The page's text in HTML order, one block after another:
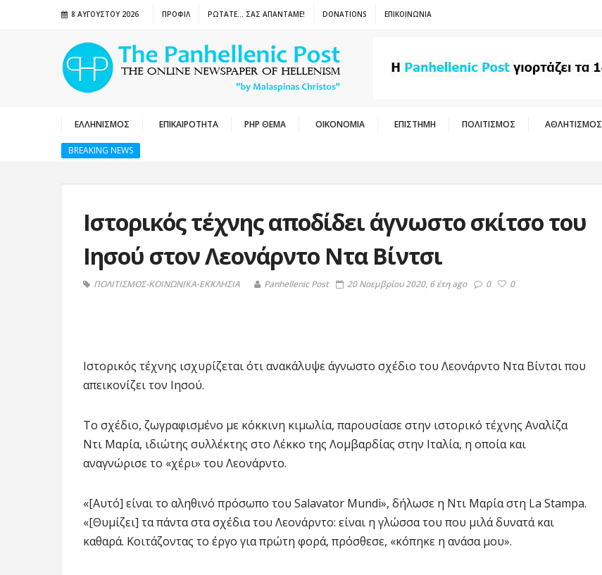
8 ΑΥΓΟΎΣΤΟΥ 2026 ΠΡΟΦΙΛ ΡΩΤΑΤΕ… ΣΑΣ ΑΠΑΝΤΑΜΕ! DONATIONS ΕΠΙΚΟΙΝΩΝΙΑ
ΕΛΛΗΝΙΣΜΟΣ ΕΠΙΚΑΙΡΟΤΗΤΑ PHP ΘΕΜΑ ΟΙΚΟΝΟΜΙΑ ΕΠΙΣΤΗΜΗ ΠΟΛΙΤΙΣΜΟΣ ΑΘΛΗΤΙΣΜΟΣ
BREAKING NEWS
Ιστορικός τέχνης αποδίδει άγνωστο σκίτσο του
Ιησού στον Λεονάρντο Ντα Βίντσι
ΠΟΛΙΤΙΣΜΟΣ-ΚΟΙΝΩΝΙΚΑ-ΕΚΚΛΗΣΙΑ Panhellenic Post 20 Νοεμβρίου 2020, 6 έτη ago 0 0
Ιστορικός τέχνης ισχυρίζεται ότι ανακάλυψε άγνωστο σχέδιο του Λεονάρντο Ντα Βίντσι που
απεικονίζει τον Ιησού.
Το σχέδιο, ζωγραφισμένο με κόκκινη κιμωλία, παρουσίασε στην ιστορικό τέχνης Αναλίζα
Ντι Μαρία, ιδιώτης συλλέκτης στο Λέκκο της Λομβαρδίας στην Ιταλία, η οποία και
αναγνώρισε το «χέρι» του Λεονάρντο.
«[Αυτό] είναι το αληθινό πρόσωπο του Salavator Mundi», δήλωσε η Ντι Μαρία στη La Stampa.
«[Θυμίζει] τα πάντα στα σχέδια του Λεονάρντο: είναι η γλώσσα του που μιλά δυνατά και
καθαρά. Κοιτάζοντας το έργο για πρώτη φορά, πρόσθεσε, «κόπηκε η ανάσα μου».